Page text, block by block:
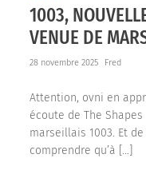
1003,
VENUE DE
28 novembre 2025 Fred
Attention, ovni en
écoute de The
marseillais 1003. Et
comprendre qu’à […]